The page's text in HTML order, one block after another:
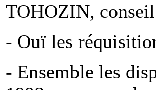
TOHOZIN,
- Ouï les
- Ensemble les